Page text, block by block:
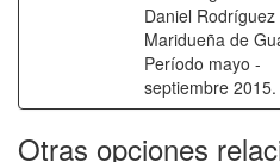
Daniel Rodríguez
Maridueña de
Período mayo -
septiembre 2015.
Otras opciones